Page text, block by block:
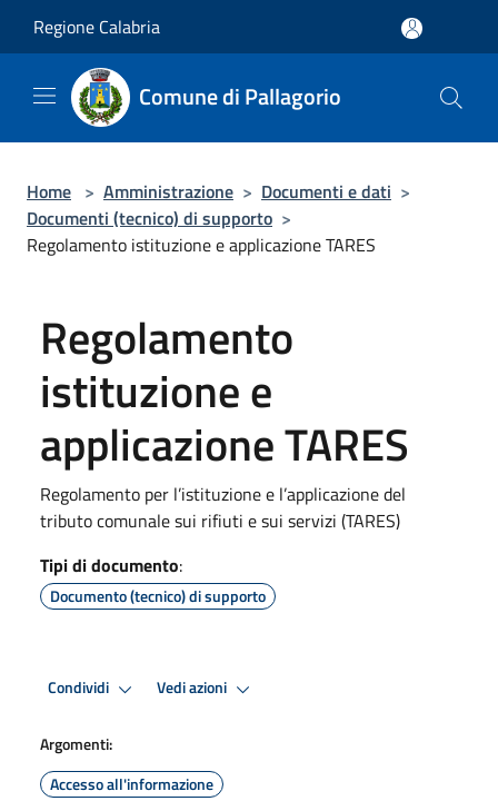
Regione Calabria
Comune di Pallagorio
Home > Amministrazione > Documenti e dati >
Documenti (tecnico) di supporto >
Regolamento istituzione e applicazione TARES
Regolamento
istituzione e
applicazione TARES
Regolamento per l’istituzione e l’applicazione del
tributo comunale sui rifiuti e sui servizi (TARES)
Tipi di documento:
Documento (tecnico) di supporto
Condividi Vedi azioni
Argomenti:
Accesso all'informazione